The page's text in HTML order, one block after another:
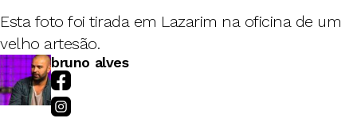
Esta foto foi tirada em Lazarim na oficina de um
velho artesão.
bruno alves